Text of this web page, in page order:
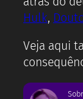
Hulk,
Veja aqui